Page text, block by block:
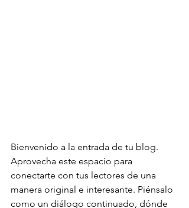
Bienvenido a la entrada de tu blog.
Aprovecha este espacio para
conectarte con tus lectores de una
manera original e interesante. Piénsalo
como un diálogo continuado, dónde